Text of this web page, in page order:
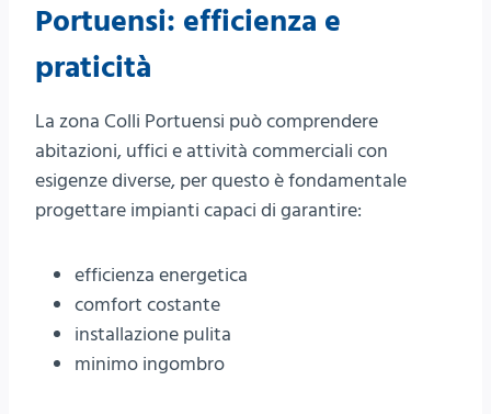
Portuensi: efficienza e
praticità
La zona Colli Portuensi può comprendere
abitazioni, uffici e attività commerciali con
esigenze diverse, per questo è fondamentale
progettare impianti capaci di garantire:
efficienza energetica
comfort costante
installazione pulita
minimo ingombro